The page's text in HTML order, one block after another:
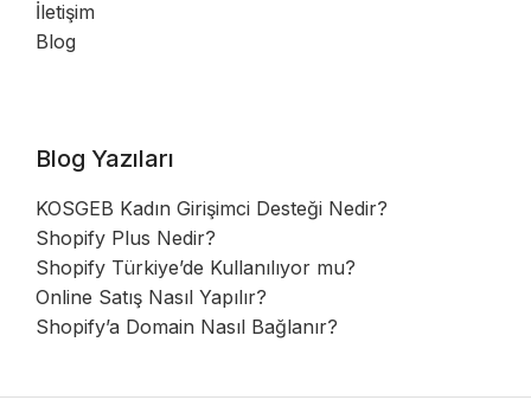
İletişim
Blog
Blog Yazıları
KOSGEB Kadın Girişimci Desteği Nedir?
Shopify Plus Nedir?
Shopify Türkiye’de Kullanılıyor mu?
Online Satış Nasıl Yapılır?
Shopify’a Domain Nasıl Bağlanır?